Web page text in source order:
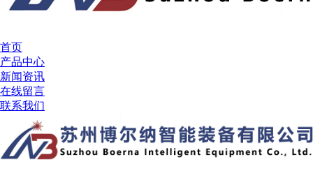
首页
产品中心
新闻资讯
在线留言
联系我们